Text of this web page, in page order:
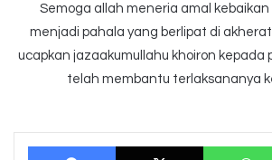
Semoga allah meneria amal
menjadi pahala yang berlipat di
ucapkan jazaakumullahu khoiron kepada
telah membantu terlaksananya
Facebook X